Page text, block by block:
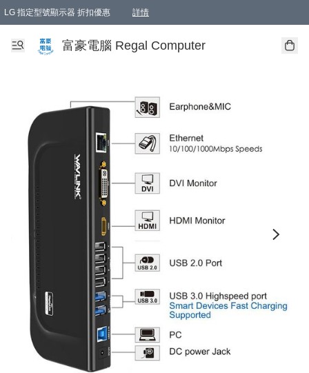
LG 指定型號顯示器 折扣優惠 詳情
富豪電腦 Regal Computer